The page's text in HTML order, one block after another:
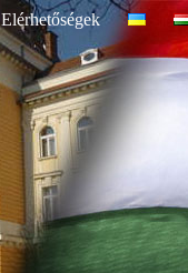
Elérhetőségek